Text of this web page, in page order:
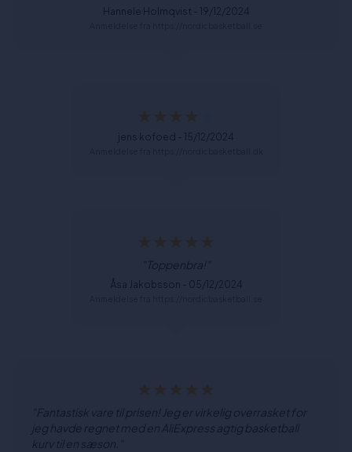
Hannele Holmqvist - 19/12/2024
jens kofoed - 15/12/2024
"Toppenbra!"
Åsa Jakobsson - 05/12/2024
"Fantastisk vare til prisen! Jeg er virkelig overrasket for
jeg havde regnet med en AliExpress agtig basketball
kurv til en sæson."